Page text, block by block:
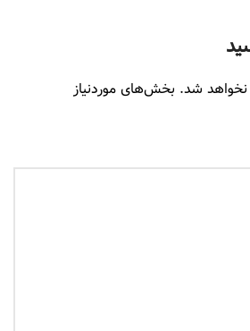
نخواهد شد. بخش‌های موردنیاز